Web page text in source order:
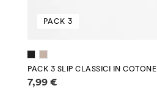
PACK 3
PACK 3 SLIP CLASSICI IN COTONE
Informazioni sui prezzi
7,99 €